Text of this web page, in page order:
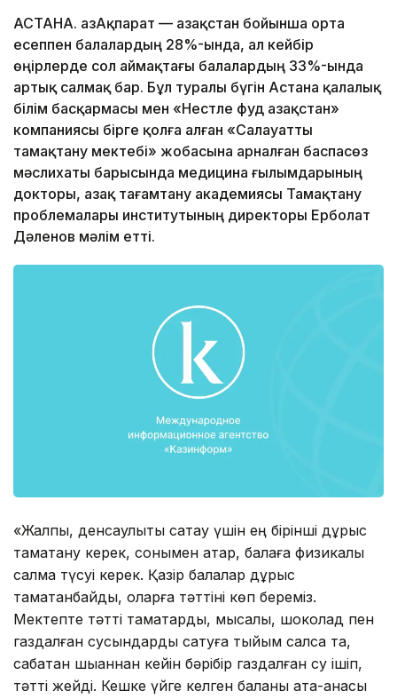
АСТАНА. ҚазАқпарат — Қазақстан бойынша орта
есеппен балалардың 28%-ында, ал кейбір
өңірлерде сол аймақтағы балалардың 33%-ында
артық салмақ бар. Бұл туралы бүгін Астана қалалық
білім басқармасы мен «Нестле фуд Қазақстан»
компаниясы бірге қолға алған «Салауатты
тамақтану мектебі» жобасына арналған баспасөз
мәслихаты барысында медицина ғылымдарының
докторы, Қазақ тағамтану академиясы Тамақтану
проблемалары институтының директоры Ерболат
Дəленов мəлім етті.
«Жалпы, денсаулықты сақтау үшін ең бірінші дұрыс
тамақтану керек, сонымен қатар, балаға физикалық
салмақ түсуі керек. Қазір балалар дұрыс
тамақтанбайды, оларға тəттіні көп береміз.
Мектепте тəтті тамақтарды, мысалы, шоколад пен
газдалған сусындарды сатуға тыйым салсақ та,
сабақтан шыққаннан кейін бəрібір газдалған су ішіп,
тəтті жейді. Кешке үйге келген баланы ата-анасы